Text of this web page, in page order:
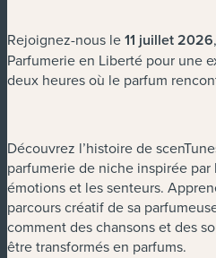
Rejoignez-nous le11 juillet 2026,
Parfumerie en Liberté pour une
deux heures où le parfum
Découvrez l’histoire de
parfumerie de niche inspirée
émotions et les senteurs.
parcours créatif de sa
comment des chansons et des
être transformés en parfums.